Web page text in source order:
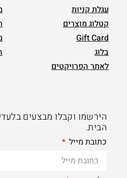
עגלת קניות
קטלוג מוצרים
Gift Card
בלוג
לאתר הפרויקטים
הירשמו וקבלו מבצעים
הבית.
כתובת מייל